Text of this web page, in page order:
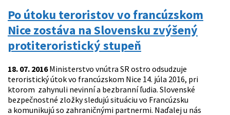
Po útoku teroristov vo francúzskom
Nice zostáva na Slovensku zvýšený
protiteroristický stupeň
18. 07. 2016Ministerstvo vnútra SR ostro odsudzuje
teroristický útok vo francúzskom Nice 14. júla 2016, pri
ktorom zahynuli nevinní a bezbranní ľudia. Slovenské
bezpečnostné zložky sledujú situáciu vo Francúzsku
a komunikujú so zahraničnými partnermi. Naďalej u nás